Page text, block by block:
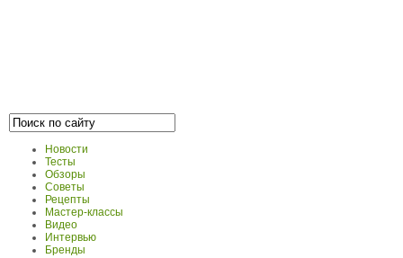
Новости
Тесты
Обзоры
Советы
Рецепты
Мастер-классы
Видео
Интервью
Бренды